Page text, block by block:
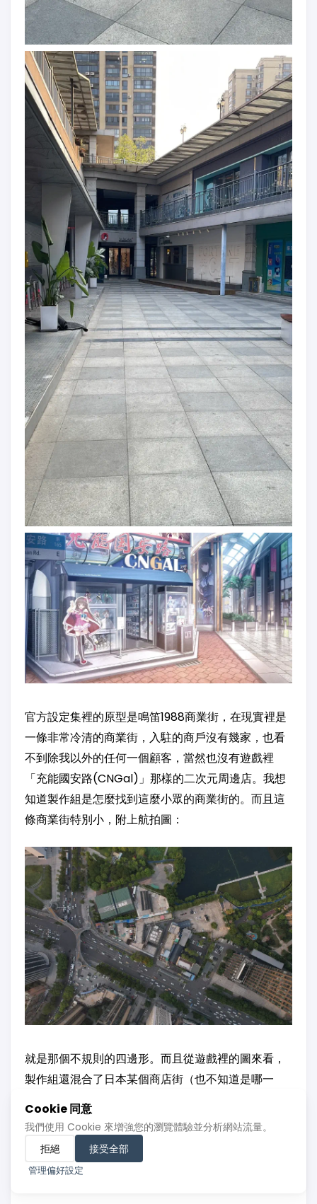
官方設定集裡的原型是鳴笛1988商業街，在現實裡是
一條非常冷清的商業街，入駐的商戶沒有幾家，也看
不到除我以外的任何一個顧客，當然也沒有遊戲裡
「充能國安路(CNGal)」那樣的二次元周邊店。我想
知道製作組是怎麼找到這麼小眾的商業街的。而且這
條商業街特別小，附上航拍圖：
就是那個不規則的四邊形。而且從遊戲裡的圖來看，
製作組還混合了日本某個商店街（也不知道是哪一
個）的樣式進行了二創，簡直是一點都不像。
關於在遊戲第二部裡出事的奶茶店，在這個位置倒是
有一家茶顏，我進去點了杯箏箏紙鳶，證明我來過，
順便點亮「武漢」徽章：
Cookie 同意
我們使用 Cookie 來增強您的瀏覽體驗並分析網站流量。
拒絕
接受全部
管理偏好設定